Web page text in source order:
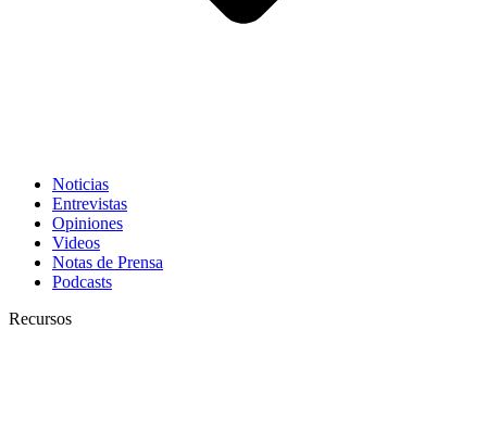
Noticias
Entrevistas
Opiniones
Videos
Notas de Prensa
Podcasts
Recursos